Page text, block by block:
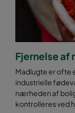
Fjernelse af
Madlugte er ofte
industrielle
nærheden af
kontrolleres ved